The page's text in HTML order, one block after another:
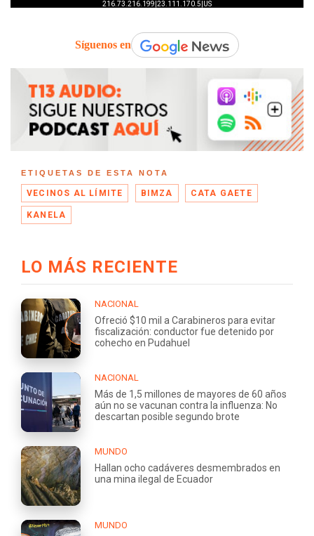
Síguenos en
ETIQUETAS DE ESTA NOTA
VECINOS AL LÍMITE BIMZA CATA GAETE
KANELA
LO MÁS RECIENTE
NACIONAL
Ofreció $10 mil a Carabineros para evitar
fiscalización: conductor fue detenido por
cohecho en Pudahuel
NACIONAL
Más de 1,5 millones de mayores de 60 años
aún no se vacunan contra la influenza: No
descartan posible segundo brote
MUNDO
Hallan ocho cadáveres desmembrados en
una mina ilegal de Ecuador
MUNDO